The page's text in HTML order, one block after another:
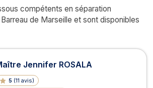
compétents en séparation
de Marseille et sont disponibles
à Marseille
Jennifer ROSALA
5 (11 avis)